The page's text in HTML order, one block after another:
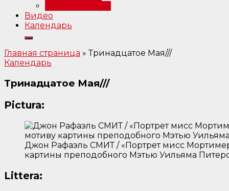
Видео
Календарь
Главная страница »Тринадцатое Мая///
Календарь
Тринадцатое Мая///
Pictura:
Джон Рафаэль СМИТ / «Портрет мисс
картины преподобного Мэтью Уильяма
Littera: